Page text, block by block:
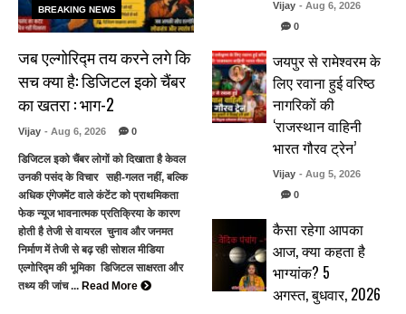
BREAKING NEWS
जब एल्गोरिद्म तय करने लगे कि
सच क्या है: डिजिटल इको चैंबर
का खतरा : भाग-2
Vijay - Aug 6, 2026 0
डिजिटल इको चैंबर लोगों को दिखाता है केवल
उनकी पसंद के विचार सही-गलत नहीं, बल्कि
अधिक एंगेजमेंट वाले कंटेंट को प्राथमिकता
फेक न्यूज भावनात्मक प्रतिक्रिया के कारण
होती है तेजी से वायरल चुनाव और जनमत
निर्माण में तेजी से बढ़ रही सोशल मीडिया
एल्गोरिद्म की भूमिका डिजिटल साक्षरता और
तथ्य की जांच ... Read More
Vijay - Aug 6, 2026
0
जयपुर से रामेश्वरम के
लिए रवाना हुई वरिष्ठ
नागरिकों की
‘राजस्थान वाहिनी
भारत गौरव ट्रेन’
Vijay - Aug 5, 2026
0
कैसा रहेगा आपका
आज, क्या कहता है
भाग्यांक? 5
अगस्त, बुधवार, 2026